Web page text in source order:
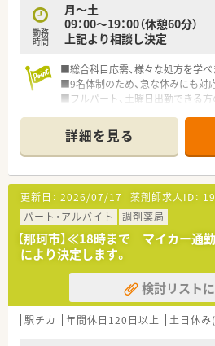
勤務
時間
月～土
09：00～19：00（休憩60分）
上記より相談し決定
■総合科目応需、様々な処方を学べ
■9名体制のため、急な休みにも対
■フルパート、土曜日出勤できる
詳細を見る
更新日： 2026/07/17 薬剤師求人ID：
パート・アルバイト
調剤薬局
【那珂市】≪18時まで マイカー通
により決定します。
検討リスト
駅チカ 年間休日120日以上 土日休み